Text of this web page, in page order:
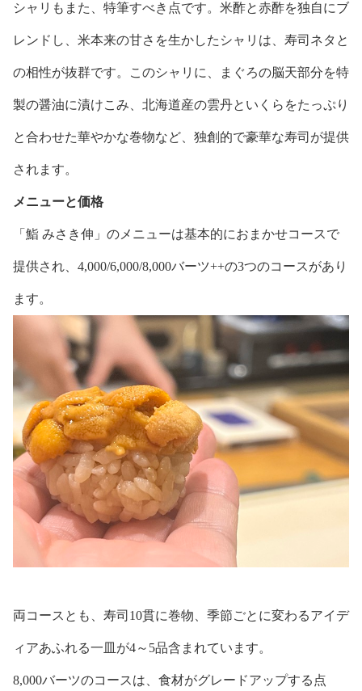
シャリもまた、特筆すべき点です。米酢と赤酢を独自にブ
レンドし、米本来の甘さを生かしたシャリは、寿司ネタと
の相性が抜群です。このシャリに、まぐろの脳天部分を特
製の醤油に漬けこみ、北海道産の雲丹といくらをたっぷり
と合わせた華やかな巻物など、独創的で豪華な寿司が提供
されます。
メニューと価格
「鮨 みさき伸」のメニューは基本的におまかせコースで
提供され、4,000/6,000/8,000バーツ++の3つのコースがあり
ます。
両コースとも、寿司10貫に巻物、季節ごとに変わるアイデ
ィアあふれる一皿が4～5品含まれています。
8,000バーツのコースは、食材がグレードアップする点